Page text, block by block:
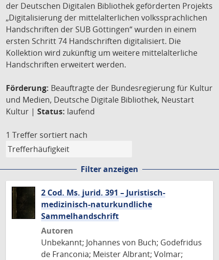
der Deutschen Digitalen Bibliothek geförderten Projekts
„Digitalisierung der mittelalterlichen volkssprachlichen
Handschriften der SUB Göttingen“ wurden in einem
ersten Schritt 74 Handschriften digitalisiert. Die
Kollektion wird zukünftig um weitere mittelalterliche
Handschriften erweitert werden.
Förderung: Beauftragte der Bundesregierung für Kultur
und Medien, Deutsche Digitale Bibliothek, Neustart
Kultur | Status: laufend
1 Treffer sortiert nach
Filter anzeigen
2 Cod. Ms. jurid. 391 – Juristisch-
medizinisch-naturkundliche
Sammelhandschrift
Autoren
Unbekannt; Johannes von Buch; Godefridus
de Franconia; Meister Albrant; Volmar;